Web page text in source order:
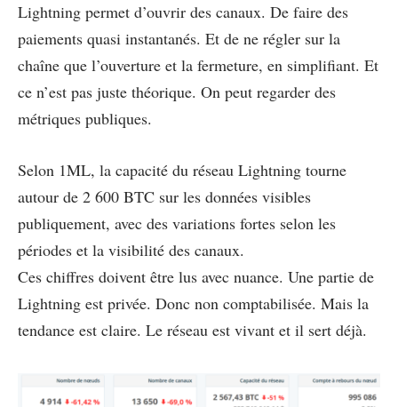
Lightning permet d’ouvrir des canaux. De faire des
paiements quasi instantanés. Et de ne régler sur la
chaîne que l’ouverture et la fermeture, en simplifiant. Et
ce n’est pas juste théorique. On peut regarder des
métriques publiques.
Selon 1ML, la capacité du réseau Lightning tourne
autour de 2 600 BTC sur les données visibles
publiquement, avec des variations fortes selon les
périodes et la visibilité des canaux.
Ces chiffres doivent être lus avec nuance. Une partie de
Lightning est privée. Donc non comptabilisée. Mais la
tendance est claire. Le réseau est vivant et il sert déjà.